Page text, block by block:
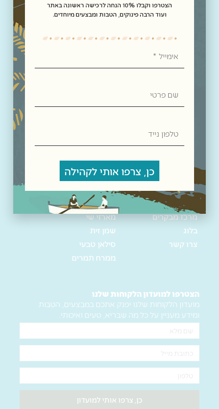
ערבי חג: 9:00 – 13:00
איסוף עצמי: א' – ה', 9:00 – 16:00
tnuvat@kinneret.org.il
התקשרו אלינו – 050-610-0863
עמודים
מבצעים
המלצות
מרכז מבקרים
בלוג
צרו קשר
קטגוריות
תמרים
דבש
קוסמטיקה
טבעית
מארזי שי
שמן זית
סילאן טבעי
ממרח תמרים
הצטרפו למועדון הלקוחות שלנו
מועדון הלקוחות שלנו יפנק אתכם במבצעים, הטבות
ומידע מעניין על כל מה שבריא, טעים ואיכותי.
שם
אימייל
טלפון
כן, צרפו אותי למועדון
הצטרפו וקבלו 10% הנחה לרכישה ראשונה באתר
ועוד הרבה פינוקים, הטבות ומבצעים מיוחדים.
פרטי
נייד
כן, צרפו אותי לקהילה